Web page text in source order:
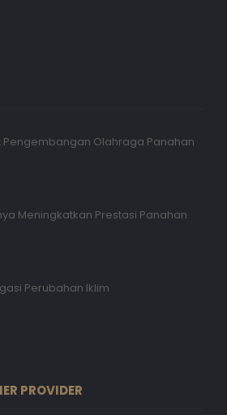
Pengembangan Olahraga Panahan
Meningkatkan Prestasi Panahan
Perubahan Iklim
PROVIDER